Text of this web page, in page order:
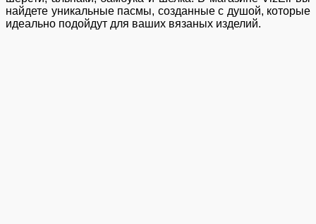
найдете уникальные пасмы, созданные с душой, которые
идеально подойдут для ваших вязаных изделий.